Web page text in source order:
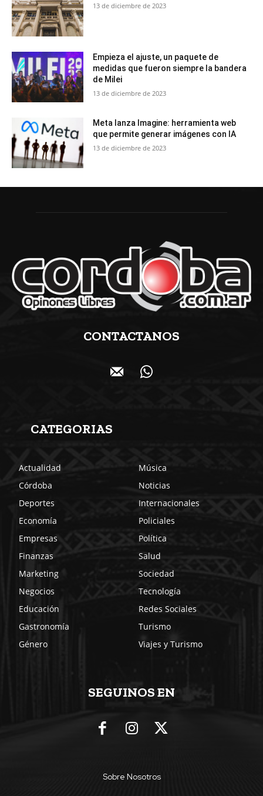
13 de diciembre de 2023
Empieza el ajuste, un paquete de
medidas que fueron siempre la bandera
de Milei
13 de diciembre de 2023
Meta lanza Imagine: herramienta web
que permite generar imágenes con IA
13 de diciembre de 2023
CONTACTANOS
CATEGORIAS
Actualidad
Córdoba
Deportes
Economía
Empresas
Finanzas
Marketing
Negocios
Educación
Gastronomía
Género
Música
Noticias
Internacionales
Policiales
Política
Salud
Sociedad
Tecnología
Redes Sociales
Turismo
Viajes y Turismo
SEGUINOS EN
Sobre Nosotros